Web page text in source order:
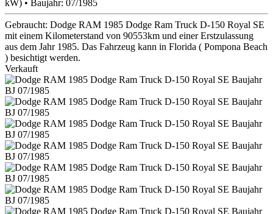
kW) • Baujahr: 07/1985
Gebraucht: Dodge RAM 1985 Dodge Ram Truck D-150 Royal SE
mit einem Kilometerstand von 90553km und einer Erstzulassung
aus dem Jahr 1985. Das Fahrzeug kann in Florida ( Pompona Beach
) besichtigt werden.
Verkauft